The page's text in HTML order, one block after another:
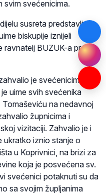
svim svećenicima.
susreta predstavljeno
biskupije iznijeli
ravnatelj BUZUK-a preč.
je svećenicima koji
uime svih svećenika
Tomaševiću na nedavnoj
župnicima i
vizitaciji. Zahvalio je i
ukratko iznio stanje o
u Koprivnici, na brizi za
koja je posvećena sv.
svećenici potaknuti su da
sa svojim župljanima